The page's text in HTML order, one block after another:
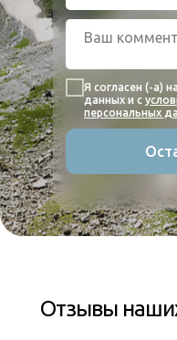
Я согласен (-а)
данных и с
персональных
Отзывы